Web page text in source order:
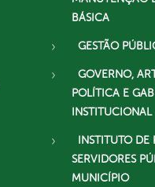
BÁSICA
GESTÃO
GOVERNO,
POLÍTICA E
INSTITUCIONAL
INSTITUTO
SERVIDORES
MUNICÍPIO